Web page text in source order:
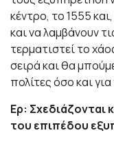
κέντρο, το 1555
και να λαμβάνουν
τερματιστεί το
σειρά και θα
πολίτες όσο και
Ερ: Σχεδιάζονται
του επιπέδου